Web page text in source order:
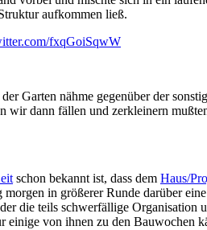
aufkommen ließ.
fxqGoiSqwW
Garten nähme gegenüber der
wir dann fällen und zerkleinern
schon bekannt ist, dass dem Haus/
in größerer Runde darüber
die teils schwerfällige
einige von ihnen zu den